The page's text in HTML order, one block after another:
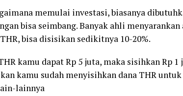
memulai investasi, biasanya
bisa seimbang. Banyak ahli
bisa disisikan sedikitnya 10-20%.
kamu dapat Rp 5 juta, maka sisihkan Rp
kamu sudah menyisihkan dana THR
lainnya